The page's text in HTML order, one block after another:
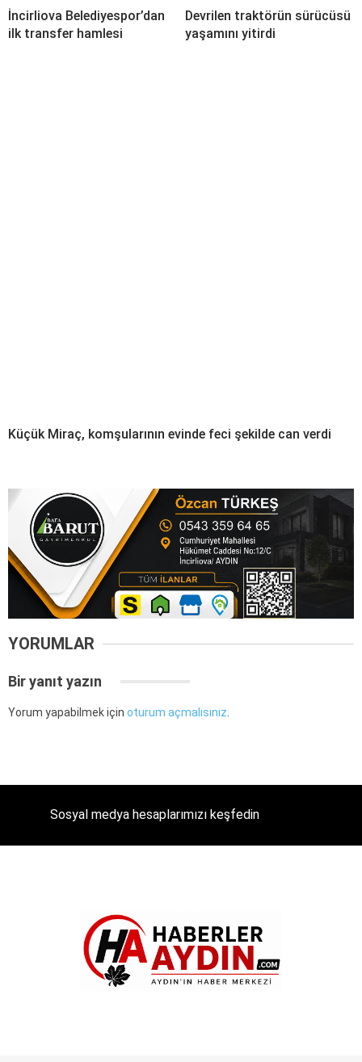
İncirliova Belediyespor’dan
ilk transfer hamlesi
Devrilen traktörün sürücüsü
yaşamını yitirdi
Küçük Miraç, komşularının evinde feci şekilde can verdi
YORUMLAR
Bir yanıt yazın
Yorum yapabilmek için oturum açmalısınız
Sosyal medya hesaplarımızı keşfedin